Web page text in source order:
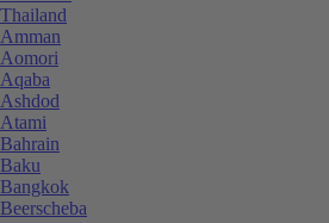
Thailand
Amman
Aomori
Aqaba
Ashdod
Atami
Bahrain
Baku
Bangkok
Beerscheba